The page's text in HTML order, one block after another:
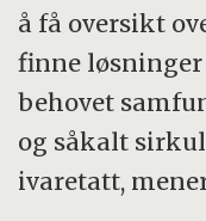
å få oversikt
finne
behovet
og såkalt
ivaretatt,